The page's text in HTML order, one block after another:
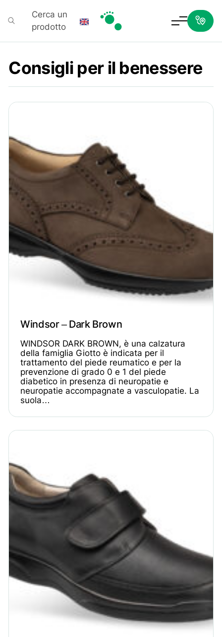
Cerca un
prodotto
Consigli per il benessere
Windsor – Dark Brown
WINDSOR DARK BROWN, è una calzatura
della famiglia Giotto è indicata per il
trattamento del piede reumatico e per la
prevenzione di grado 0 e 1 del piede
diabetico in presenza di neuropatie e
neuropatie accompagnate a vasculopatie. La
suola…